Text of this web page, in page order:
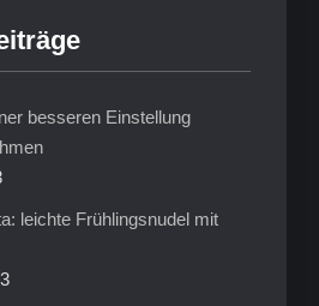
besseren Einstellung
leichte Frühlingsnudel mit